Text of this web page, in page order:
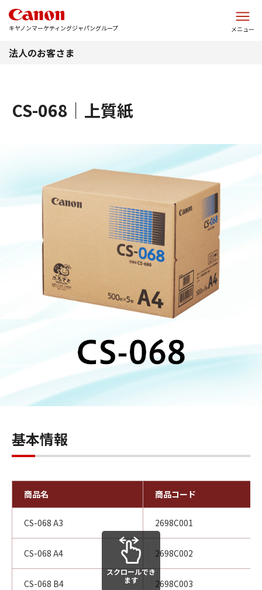
キヤノンマーケティングジャパングループ メニュー
法人のお客さま
CS-068｜上質紙
基本情報
商品名 商品コード
CS-068 A3 2698C001
CS-068 A4 2698C002
CS-068 B4 2698C003
スクロールでき
ます